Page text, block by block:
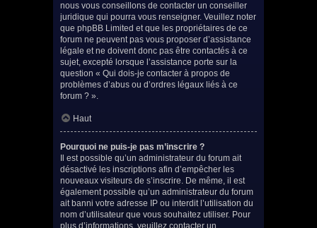
nous vous conseillons de contacter un conseiller
juridique qui pourra vous renseigner. Veuillez noter
que phpBB Limited et que les propriétaires de ce
forum ne peuvent pas vous proposer d’assistance
légale et ne doivent donc pas être contactés à ce
sujet, excepté lorsque l’assistance porte sur la
question « Qui dois-je contacter à propos de
problèmes d’abus ou d’ordres légaux liés à ce
forum ? ».
Haut
Pourquoi ne puis-je pas m’inscrire ?
Il est possible qu’un administrateur du forum ait
désactivé les inscriptions afin d’empêcher les
nouveaux visiteurs de s’inscrire. De même, il est
également possible qu’un administrateur du forum
ait banni votre adresse IP ou interdit l’utilisation du
nom d’utilisateur que vous souhaitez utiliser. Pour
plus d’informations, veuillez contacter un